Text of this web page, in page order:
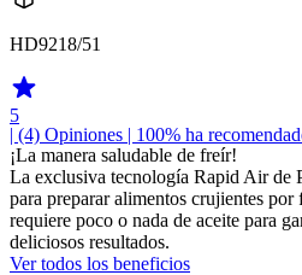
HD9218/51
5
| (4) Opiniones | 100% ha
¡La manera saludable de freír!
La exclusiva tecnología Rapid Air de
para preparar alimentos crujientes
requiere poco o nada de aceite para
deliciosos resultados.
Ver todos los beneficios